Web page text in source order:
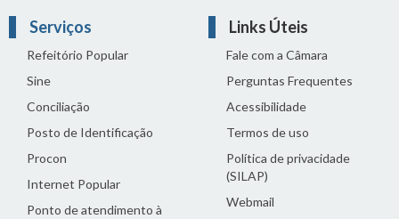
Serviços
Refeitório Popular
Sine
Conciliação
Posto de Identificação
Procon
Internet Popular
Ponto de atendimento à
Links Úteis
Fale com a Câmara
Perguntas Frequentes
Acessibilidade
Termos de uso
Política de privacidade
(SILAP)
Webmail